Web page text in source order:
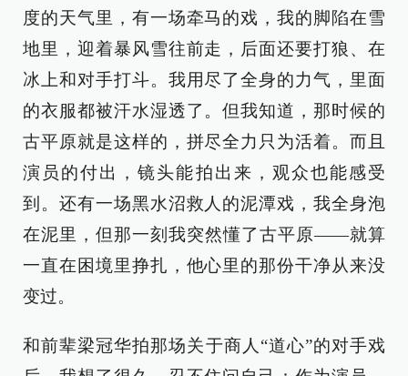
度的天气里，有一场牵马的戏，我的脚陷在雪
地里，迎着暴风雪往前走，后面还要打狼、在
冰上和对手打斗。我用尽了全身的力气，里面
的衣服都被汗水湿透了。但我知道，那时候的
古平原就是这样的，拼尽全力只为活着。而且
演员的付出，镜头能拍出来，观众也能感受
到。还有一场黑水沼救人的泥潭戏，我全身泡
在泥里，但那一刻我突然懂了古平原——就算
一直在困境里挣扎，他心里的那份干净从来没
变过。
和前辈梁冠华拍那场关于商人“道心”的对手戏